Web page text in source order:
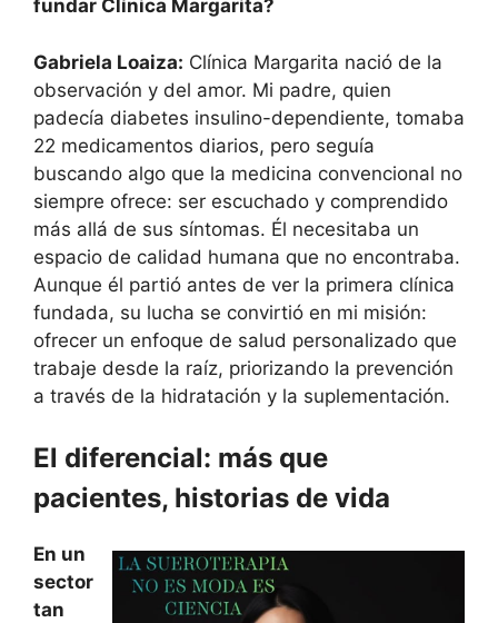
fundar Clínica Margarita?
Gabriela Loaiza: Clínica Margarita nació de la
observación y del amor. Mi padre, quien
padecía diabetes insulino-dependiente, tomaba
22 medicamentos diarios, pero seguía
buscando algo que la medicina convencional no
siempre ofrece: ser escuchado y comprendido
más allá de sus síntomas. Él necesitaba un
espacio de calidad humana que no encontraba.
Aunque él partió antes de ver la primera clínica
fundada, su lucha se convirtió en mi misión:
ofrecer un enfoque de salud personalizado que
trabaje desde la raíz, priorizando la prevención
a través de la hidratación y la suplementación.
El diferencial: más que
pacientes, historias de vida
En un
sector
tan